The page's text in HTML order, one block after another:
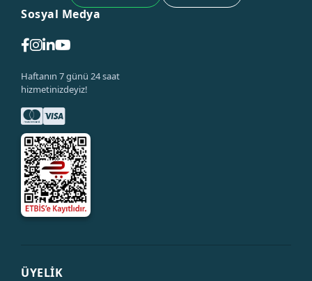
Sosyal Medya
Haftanın 7 günü 24 saat
hizmetinizdeyiz!
ÜYELİK